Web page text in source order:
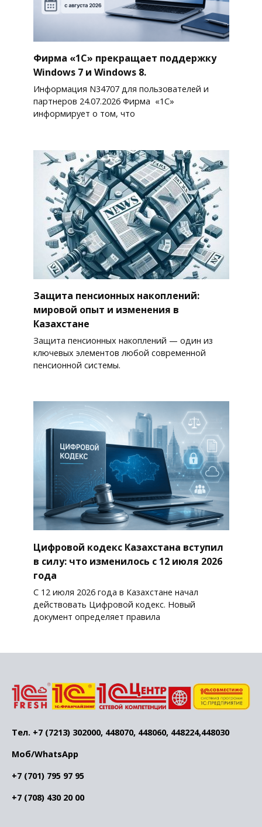
Фирма «1С» прекращает поддержку
Windows 7 и Windows 8.
Информация N34707 для пользователей и
партнеров 24.07.2026 Фирма «1С»
информирует о том, что
Защита пенсионных накоплений:
мировой опыт и изменения в
Казахстане
Защита пенсионных накоплений — один из
ключевых элементов любой современной
пенсионной системы.
Цифровой кодекс Казахстана вступил
в силу: что изменилось с 12 июля 2026
года
С 12 июля 2026 года в Казахстане начал
действовать Цифровой кодекс. Новый
документ определяет правила
Тел. +7 (7213) 302000, 448070, 448060, 448224,448030
Моб/WhatsApp
+7 (701) 795 97 95
+7 (708) 430 20 00